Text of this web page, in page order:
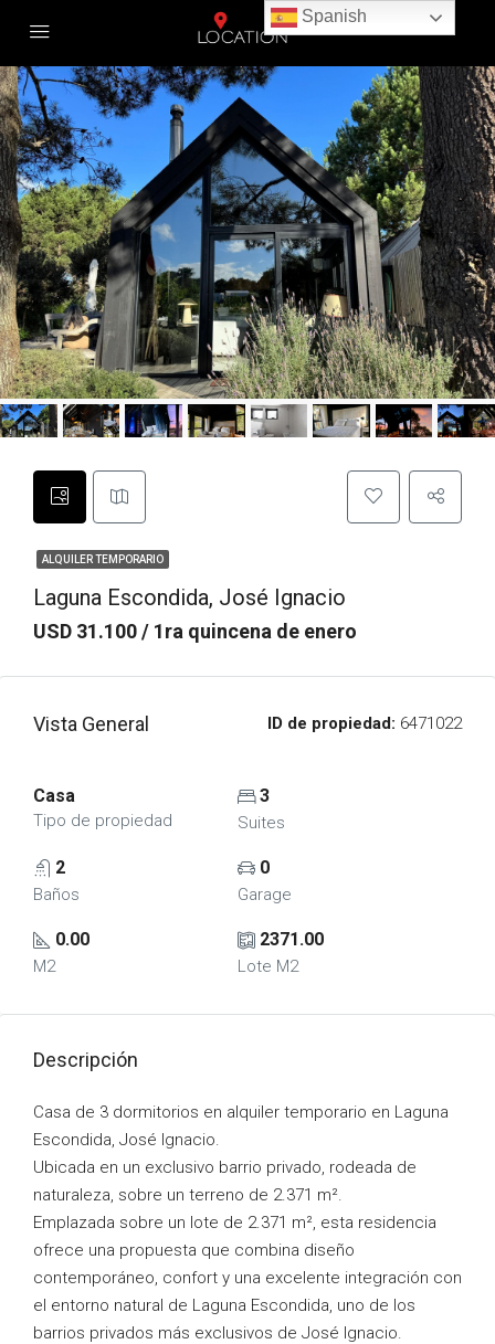
ALQUILER TEMPORARIO
Laguna Escondida, José Ignacio
USD 31.100 / 1ra quincena de enero
Vista General ID de propiedad: 6471022
Casa
Tipo de propiedad
3
Suites
2
Baños
0
Garage
0.00
M2
2371.00
Lote M2
Descripción
Casa de 3 dormitorios en alquiler temporario en Laguna
Escondida, José Ignacio.
Ubicada en un exclusivo barrio privado, rodeada de
naturaleza, sobre un terreno de 2.371 m².
Emplazada sobre un lote de 2.371 m², esta residencia
ofrece una propuesta que combina diseño
contemporáneo, confort y una excelente integración con
el entorno natural de Laguna Escondida, uno de los
barrios privados más exclusivos de José Ignacio.
Spanish